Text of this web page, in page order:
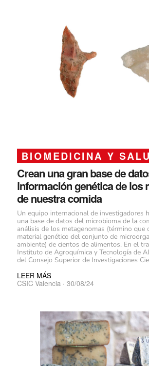
BIOMEDICINA Y
Crean una gran base de
información genética de los
de nuestra comida
Un equipo internacional de investigadores
una base de datos del microbioma de la
análisis de los metagenomas (término que
material genético del conjunto de
ambiente) de cientos de alimentos. En el
Instituto de Agroquímica y Tecnología de
del Consejo Superior de Investigaciones
LEER MÁS
CSIC Valencia · 30/08/24